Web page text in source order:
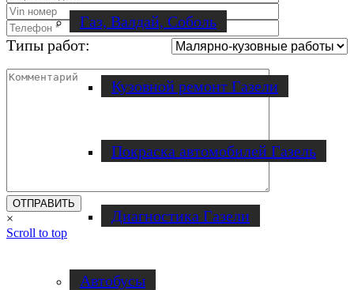
Газ, Валдай, Соболь
Кузовной ремонт Газели
Покраска автомобилей Газель
Диагностика Газели
Автобусы
Типы работ:
×
Scroll to top